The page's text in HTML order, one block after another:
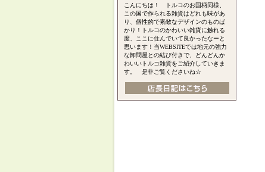
こんにちは！ トルコのお国柄同様、
この国で作られる雑貨はどれも味があ
り、個性的で素敵なデザインのものば
かり！トルコのかわいい雑貨に触れる
度、ここに住んでいて良かったなーと
思います！当WEBSITEでは地元の強力
な卸問屋との結び付きで、どんどんか
わいいトルコ雑貨をご紹介していきま
す。 是非ご覧くださいね☆